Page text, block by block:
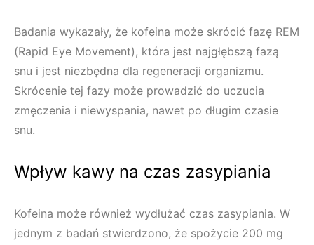
Badania wykazały, że kofeina może skrócić fazę REM
(Rapid Eye Movement), która jest najgłębszą fazą
snu i jest niezbędna dla regeneracji organizmu.
Skrócenie tej fazy może prowadzić do uczucia
zmęczenia i niewyspania, nawet po długim czasie
snu.
Wpływ kawy na czas zasypiania
Kofeina może również wydłużać czas zasypiania. W
jednym z badań stwierdzono, że spożycie 200 mg